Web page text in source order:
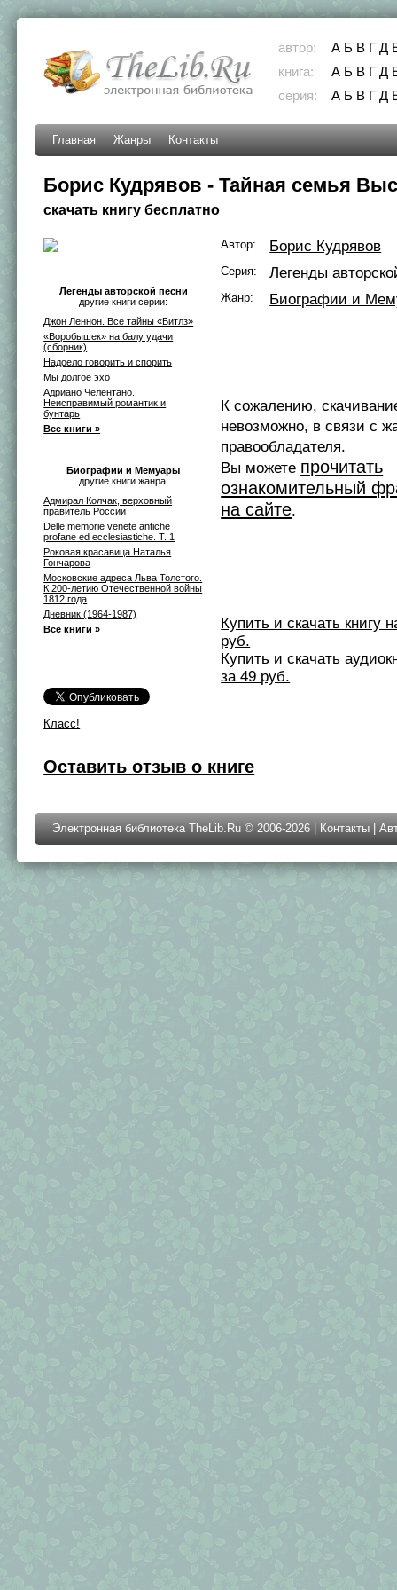
автор: А Б В Г Д
книга:
А Б В Г Д
серия:
А Б В Г Д
Главная Жанры Контакты
Борис Кудрявов - Тайная семья
скачать книгу бесплатно
Легенды авторской песни
другие книги серии:
Джон Леннон. Все тайны «Битлз»
«Воробышек» на балу удачи
(сборник)
Надоело говорить и спорить
Мы долгое эхо
Адриано Челентано.
Неисправимый романтик и
бунтарь
Все книги »
Биографии и Мемуары
другие книги жанра:
Адмирал Колчак, верховный
правитель России
Delle memorie venete antiche
profane ed ecclesiastiche. T. 1
Роковая красавица Наталья
Гончарова
Московские адреса Льва Толстого.
К 200-летию Отечественной войны
1812 года
Дневник (1964-1987)
Все книги »
Класс!
Автор: Борис Кудрявов
Серия: Легенды
Жанр: Биографии и
К сожалению,
невозможно, в связи с
правообладателя.
Вы можете прочитать
ознакомительный
на сайте.
Купить и скачать книгу
руб.
Купить и скачать
за 49 руб.
Оставить отзыв о книге
Электронная библиотека TheLib.Ru © 2006-2026 | Контакты |